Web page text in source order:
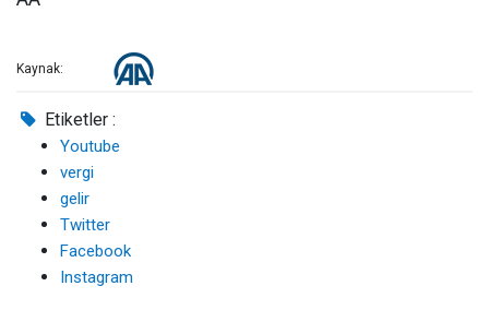
Kaynak:
Etiketler :
Youtube
vergi
gelir
Twitter
Facebook
Instagram